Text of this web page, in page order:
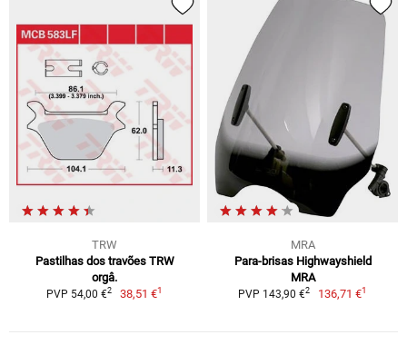
TRW
Pastilhas dos travões TRW
orgâ.
PVP 54,00 €2 38,51 €1
MRA
Para-brisas Highwayshield
MRA
PVP 143,90 €2 136,71 €1